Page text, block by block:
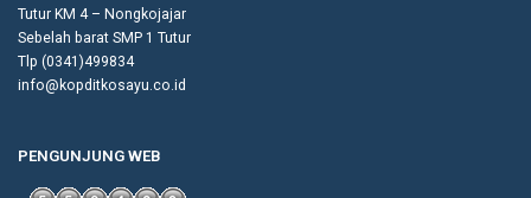
Tutur KM 4 – Nongkojajar
Sebelah barat SMP 1 Tutur
Tlp (0341)499834
info@kopditkosayu.co.id
PENGUNJUNG WEB